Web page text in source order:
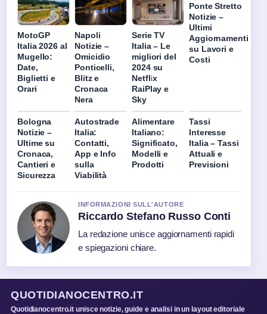
MotoGP
Italia 2026 al
Mugello:
Date,
Biglietti e
Orari
Napoli
Notizie –
Omicidio
Ponticelli,
Blitz e
Cronaca
Nera
Serie TV
Italia – Le
migliori del
2024 su
Netflix
RaiPlay e
Sky
Ponte Stretto
Notizie –
Ultimi
Aggiornamenti
su Lavori e
Costi
Bologna
Notizie –
Ultime su
Cronaca,
Cantieri e
Sicurezza
Autostrade
Italia:
Contatti,
App e Info
sulla
Viabilità
Alimentare
Italiano:
Significato,
Modelli e
Prodotti
Tassi
Interesse
Italia – Tassi
Attuali e
Previsioni
INFORMAZIONI SULL'AUTORE
Riccardo Stefano Russo Conti
La redazione unisce aggiornamenti rapidi
e spiegazioni chiare.
QUOTIDIANOCENTRO.IT
Quotidianocentro.it unisce notizie, guide e analisi in un layout editoriale